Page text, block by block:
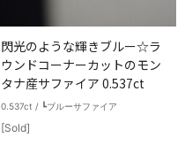
閃光のような輝きブルー☆ラ
ウンドコーナーカットのモン
タナ産サファイア 0.537ct
0.537ct / ┗ブルーサファイア
[Sold]